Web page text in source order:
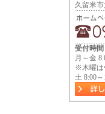
久留米
受付時間
月～金
※木曜は
土 8:00～